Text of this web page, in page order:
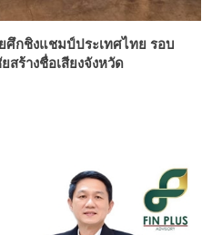
กชิงแชมป์ประเทศไทย รอบ
สร้างชื่อเสียงจังหวัด